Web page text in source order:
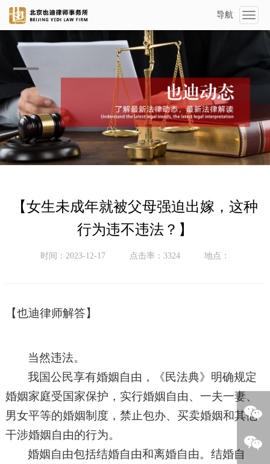
导航
【女生未成年就被父母强迫出嫁，这种
行为违不违法？】
时间：2023-12-17 点击率：3324 地点：
【也迪律师解答】
当然违法。
我国公民享有婚姻自由，《民法典》明确规定
婚姻家庭受国家保护，实行婚姻自由、一夫一妻、
男女平等的婚姻制度，禁止包办、买卖婚姻和其他
干涉婚姻自由的行为。
婚姻自由包括结婚自由和离婚自由。结婚自